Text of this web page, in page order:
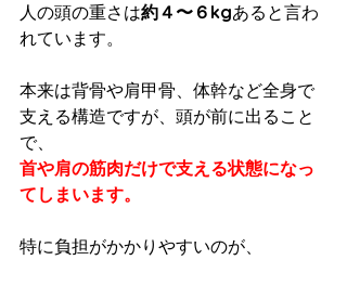
人の頭の重さは約４〜６kgあると言わ
れています。
本来は背骨や肩甲骨、体幹など全身で
支える構造ですが、頭が前に出ること
で、
首や肩の筋肉だけで支える状態になっ
てしまいます。
特に負担がかかりやすいのが、